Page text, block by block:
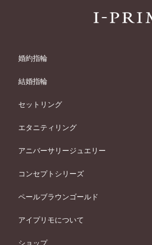
婚約指輪
婚約指輪 (エンゲージリング)
婚約指輪一覧
ピンクゴールド
ペールブラウンゴールド
ウェーブライン
V字ライン
ワンサイドメレ
ダブルサイドメレ
シンプル
フェミニン
モード
50万円台～
40万円台～
結婚指輪
結婚指輪 (マリッジリング)
結婚指輪一覧
ピンクゴールド
ペールブラウンゴールド
ウェーブライン
V字ライン
ワンメレ
セベラルメレ
シンプル
セットリング
セットリング
セットリング一覧
ピンクゴールド
ペールブラウンゴールド
エタニティリング
エタニティリング
エタニティリング一覧
アニバーサリージュエリー
アニバーサリージュエリー
アニバーサリージュエリー一覧
コンセプトシリーズ
コンセプトシリーズ
オリジンビリーフ
ペールブラウンゴールド
アイプリモについて
アイプリモについて
ショップ